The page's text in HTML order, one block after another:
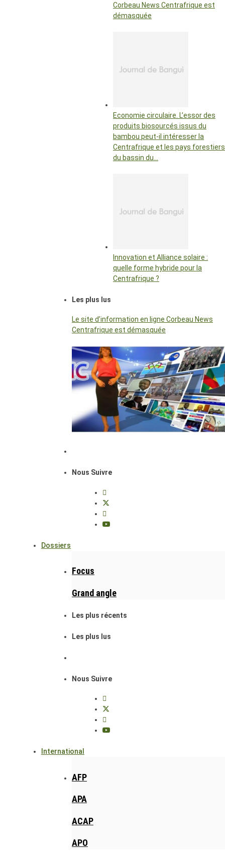
Corbeau News Centrafrique est
démasquée
Economie circulaire. L’essor des
produits biosourcés issus du
bambou peut-il intéresser la
Centrafrique et les pays forestiers
du bassin du…
Innovation et Alliance solaire :
quelle forme hybride pour la
Centrafrique ?
Les plus lus
Le site d’information en ligne Corbeau News
Centrafrique est démasquée
Nous Suivre
Dossiers
Focus
Grand angle
Les plus récents
Les plus lus
Nous Suivre
International
AFP
APA
ACAP
APO